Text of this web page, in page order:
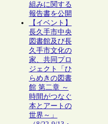
組みに関する
報告書を公開
【イベント】
長久手市中央
図書館及び長
久手市文化の
家、共同プロ
ジェクト「ひ
らめきの図書
館 第二章 ～
時間がつなぐ
本とアートの
世界～」